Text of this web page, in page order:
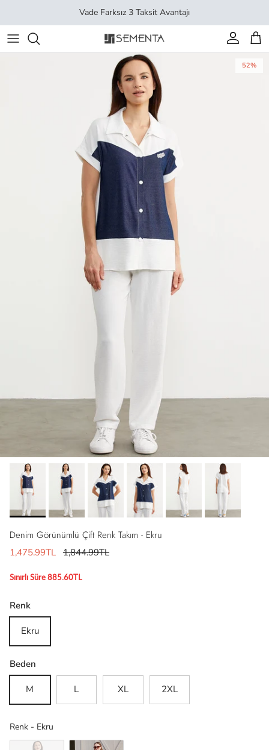
Vade Farksız 3 Taksit Avantajı
Hesap
52%
Denim Görünümlü Çift Renk Takım - Ekru
1,475.99TL 1,844.99TL
Sınırlı Süre 885.60TL
Renk
Ekru
Beden
M L XL 2XL
Renk - Ekru